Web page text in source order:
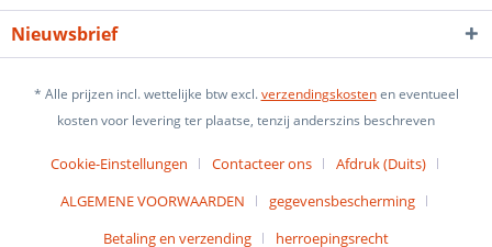
Nieuwsbrief
* Alle prijzen incl. wettelijke btw excl.verzendingskostenen eventueel
kosten voor levering ter plaatse, tenzij anderszins beschreven
Cookie-Einstellungen Contacteer ons
Afdruk (Duits)
ALGEMENE VOORWAARDEN
gegevensbescherming
Betaling en verzending
herroepingsrecht